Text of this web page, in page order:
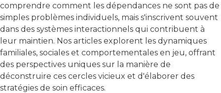
comprendre comment les dépendances ne sont pas de
simples problèmes individuels, mais s'inscrivent souvent
dans des systèmes interactionnels qui contribuent à
leur maintien. Nos articles explorent les dynamiques
familiales, sociales et comportementales en jeu, offrant
des perspectives uniques sur la manière de
déconstruire ces cercles vicieux et d'élaborer des
stratégies de soin efficaces.